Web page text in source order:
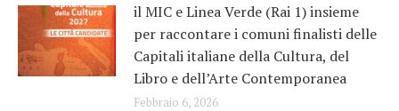
il MIC e Linea Verde (Rai 1) insieme
per raccontare i comuni finalisti delle
Capitali italiane della Cultura, del
Libro e dell’Arte Contemporanea
Febbraio 6, 2026